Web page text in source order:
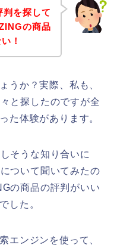
を探して
の商品
！
うか？実際、私も、
と探したのですが全
た体験があります。
そうな知り合いに
ついて聞いてみたの
の商品の評判がいい
した。
エンジンを使って、